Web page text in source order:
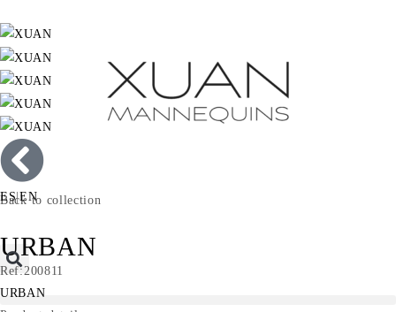
ES|EN
Back to collection
URBAN
Ref:200811
URBAN